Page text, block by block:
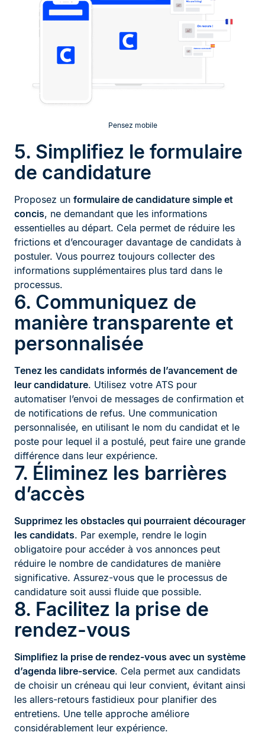
Pensez mobile
5. Simplifiez le formulaire
de candidature
Proposez un formulaire de candidature simple et
concis, ne demandant que les informations
essentielles au départ. Cela permet de réduire les
frictions et d’encourager davantage de candidats à
postuler. Vous pourrez toujours collecter des
informations supplémentaires plus tard dans le
processus.
6. Communiquez de
manière transparente et
personnalisée
Tenez les candidats informés de l’avancement de
leur candidature. Utilisez votre ATS pour
automatiser l’envoi de messages de confirmation et
de notifications de refus. Une communication
personnalisée, en utilisant le nom du candidat et le
poste pour lequel il a postulé, peut faire une grande
différence dans leur expérience.
7. Éliminez les barrières
d’accès
Supprimez les obstacles qui pourraient décourager
les candidats. Par exemple, rendre le login
obligatoire pour accéder à vos annonces peut
réduire le nombre de candidatures de manière
significative. Assurez-vous que le processus de
candidature soit aussi fluide que possible.
8. Facilitez la prise de
rendez-vous
Simplifiez la prise de rendez-vous avec un système
d’agenda libre-service. Cela permet aux candidats
de choisir un créneau qui leur convient, évitant ainsi
les allers-retours fastidieux pour planifier des
entretiens. Une telle approche améliore
considérablement leur expérience.